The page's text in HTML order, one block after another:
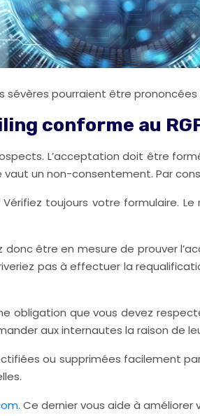
pourraient être
conforme au
L’acceptation doit être
vaut un non-consentement. Par
toujours votre formulaire.
être en mesure de prouver
pas à effectuer la
obligation que vous devez
aux internautes la raison de
ou supprimées facilement
. Ce dernier vous aide à